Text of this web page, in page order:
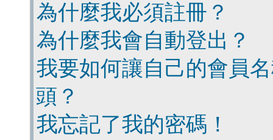
為什麼我必須註冊？
為什麼我會自動登出？
我要如何讓自己的會員
頭？
我忘記了我的密碼！